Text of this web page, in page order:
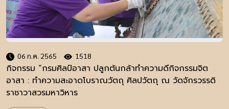
06 ก.ค. 2565 1518
กิจกรรม “กรมศิลป์อาสา ปลูกต้นกล้าทำความดีกิจกรรมจิต
อาสา : ทำความสะอาดโบราณวัตถุ ศิลปวัตถุ ณ วัดจักรวรรดิ
ราชาวาสวรมหาวิหาร